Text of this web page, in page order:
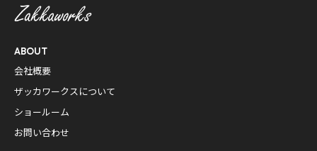
ABOUT
会社概要
ザッカワークスについて
ショールーム
お問い合わせ